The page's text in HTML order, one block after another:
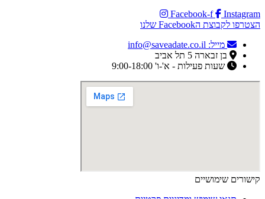
Facebook-f
Instagram
הצטרפו לקבוצת הFacebook שלנו
מייל: info@saveadate.co.il
בן זבארה 5 תל אביב
שעות פעילות - א'-ו' 9:00-18:00
קישורים שימושיים